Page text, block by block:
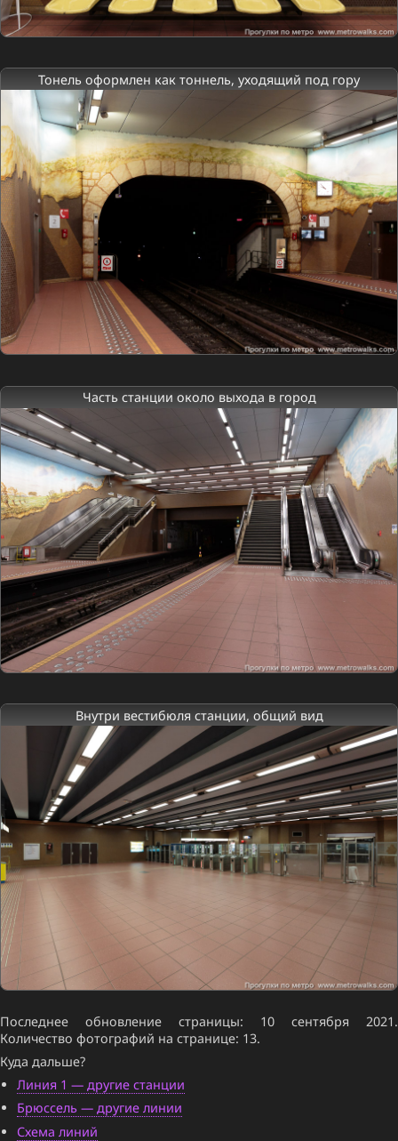
Тонель оформлен как тоннель, уходящий под гору
Часть станции около выхода в город
Внутри вестибюля станции, общий вид
Последнее обновление страницы: 10 сентября 2021.
Количество фотографий на странице: 13.
Куда дальше?
Линия 1 — другие станции
Брюссель — другие линии
Схема линий